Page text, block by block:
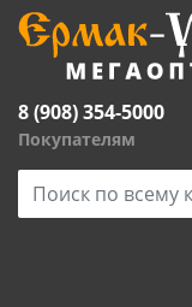
8 (908) 354-5000
Покупателям